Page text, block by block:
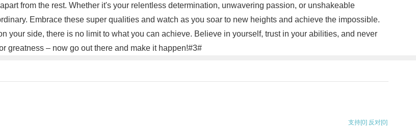
from the rest. Whether it's your relentless determination, unwavering passion, or unshakeable
Embrace these super qualities and watch as you soar to new heights and achieve the impossible.
your side, there is no limit to what you can achieve. Believe in yourself, trust in your abilities, and never
greatness – now go out there and make it happen!#3#
支持[0] 反对[0]